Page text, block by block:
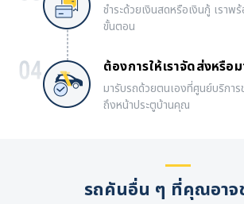
ชำระด้วยเงินสดหรือเงินกู้ เราพ
ขั้นตอน
ต้องการให้เราจัดส่งหรือ
มารับรถด้วยตนเองที่ศูนย์บริกา
ถึงหน้าประตูบ้านคุณ
รถคันอื่น ๆ ที่คุณอาจ